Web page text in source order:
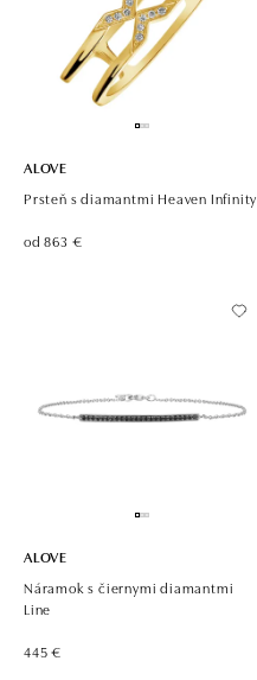
ALOVE
Prsteň s diamantmi Heaven Infinity
od 863 €
ALOVE
Náramok s čiernymi diamantmi
Line
445 €